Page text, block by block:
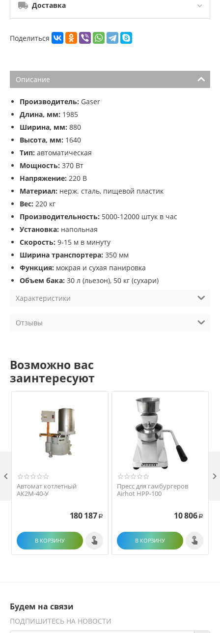
Доставка
Поделиться
Описание
Производитель: Gaser
Длина, мм: 1985
Ширина, мм: 880
Высота, мм: 1640
Тип: автоматическая
Мощность: 370 Вт
Напряжение: 220 В
Материал: нерж. сталь, пищевой пластик
Вес: 220 кг
Производительность: 5000-12000 штук в час
Установка: напольная
Скорость: 9-15 м в минуту
Ширина транспортера: 350 мм
Функция: мокрая и сухая панировка
Объем бака: 30 л (льезон), 50 кг (сухари)
Характеристики
Отзывы
Возможно вас
заинтересуют
Автомат котлетный
АК2М-40-У
180 187 Р
В КОРЗИНУ
Пресс для гамбургеров
Airhot HPP-100
10 806 Р
В КОРЗИНУ
 
Будем на связи
ПОДПИШИТЕСЬ НА НОВОСТИ